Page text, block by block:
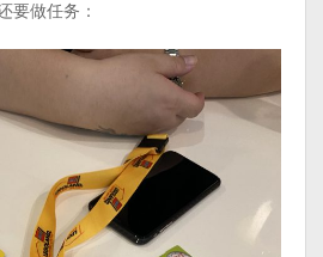
要做任务：